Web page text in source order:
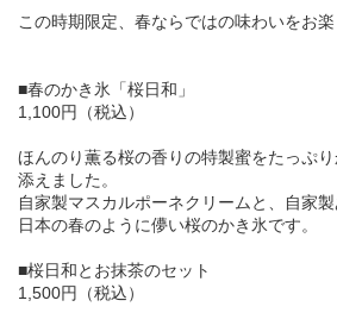
この時期限定、春ならではの味わいをお楽
■春のかき氷「桜日和」
1,100円（税込）
ほんのり薫る桜の香りの特製蜜をたっぷ
添えました。
自家製マスカルポーネクリームと、自家製
日本の春のように儚い桜のかき氷です。
■桜日和とお抹茶のセット
1,500円（税込）